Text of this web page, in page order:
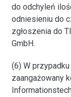
do odchyleń
odniesieniu do
zgłoszenia do
GmbH.
(6) W
zaangażowany